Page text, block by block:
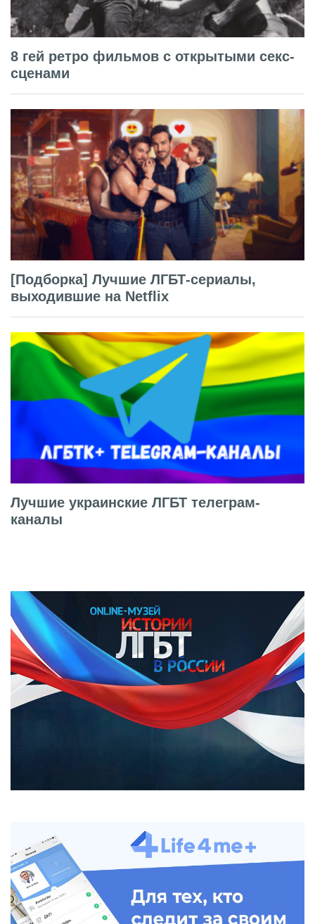
8 гей ретро фильмов с открытыми секс-
сценами
[Подборка] Лучшие ЛГБТ-сериалы,
выходившие на Netflix
Лучшие украинские ЛГБТ телеграм-
каналы